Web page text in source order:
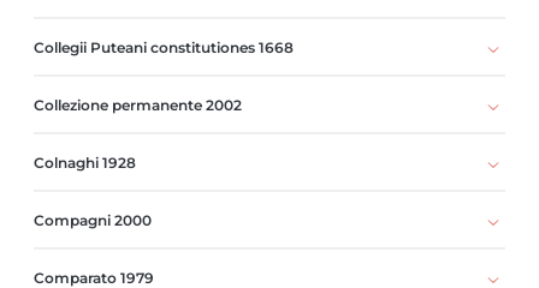
Collegii Puteani constitutiones 1668
Collezione permanente 2002
Colnaghi 1928
Compagni 2000
Comparato 1979